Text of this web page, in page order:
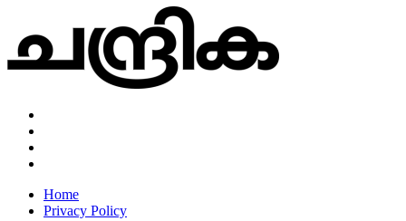
Home
Privacy Policy